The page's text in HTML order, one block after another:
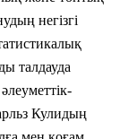
негізгі
талдауда
Кулидың